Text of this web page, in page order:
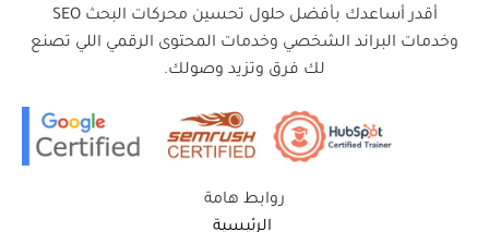
أقدر أساعدك بأفضل حلول تحسين محركات البحث SEO
وخدمات البراند الشخصي وخدمات المحتوى الرقمي اللي تصنع
لك فرق وتزيد وصولك.
روابط هامة
الرئيسية